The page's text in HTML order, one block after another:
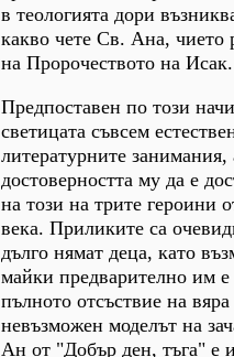
в теологията дори
какво чете Св. Ана, чието
на Пророчеството на Исак.
Предпоставен по този
светицата съвсем
литературните
достоверността му да е
на този на трите героини
века. Приликите са
дълго нямат деца, като
майки предварително им е
пълното отсъствие на
невъзможен моделът на
Ан от "Добър ден, тъга" е